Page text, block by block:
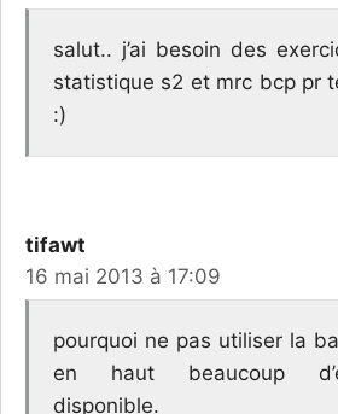
salut.. j’ai besoin des
statistique s2 et mrc bcp pr
:)
tifawt
16 mai 2013 à 17:09
pourquoi ne pas utiliser la
en haut beaucoup
disponible.